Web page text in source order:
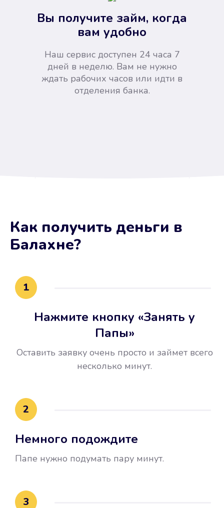
Вы получите займ, когда
вам удобно
Наш сервис доступен 24 часа 7
дней в неделю. Вам не нужно
ждать рабочих часов или идти в
отделения банка.
Не потребовались справки, залоги
и поручители. Папа вам доверяет.
воспользовались бесплатной
это открыло новые возможности в
Как получить деньги в
Балахне?
1
Нажмите кнопку «Занять у
Папы»
Оставить заявку очень просто и займет всего
несколько минут.
2
Немного подождите
Папе нужно подумать пару минут.
3